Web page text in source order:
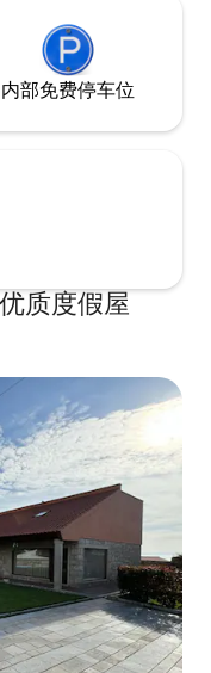
内部免费停车位
质度假屋